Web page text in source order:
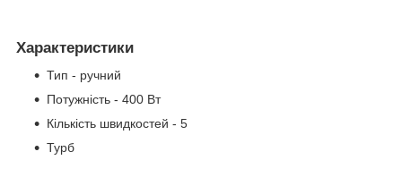
Характеристики
Тип - ручний
Потужність - 400 Вт
Кількість швидкостей - 5
Турб